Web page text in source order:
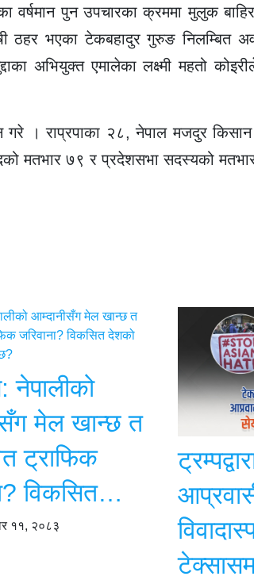
वर्षमान पुन उपचारका क्रममा मुलुक
ठहर भएका टेकबहादुर गुरुङ निलम्बित
अभियुक्त एमालेका लक्ष्मी महतो कोइरीले
। राप्रपाका २८, नेपाल मजदुर किसान
मतभार ७९ र प्रदेशसभा सदस्यको
नेपालीको
मेल खान्छ त
ट्राफिक
विकसित…
११, २०८३